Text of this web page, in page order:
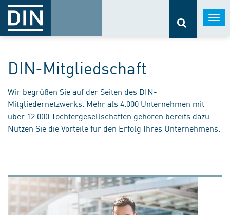
DIN-Mitgliedschaft
Wir begrüßen Sie auf der Seiten des DIN-
Mitgliedernetzwerks. Mehr als 4.000 Unternehmen mit
über 12.000 Tochtergesellschaften gehören bereits dazu.
Nutzen Sie die Vorteile für den Erfolg Ihres Unternehmens.